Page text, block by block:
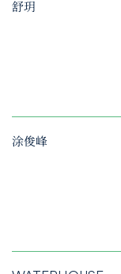
舒玥
涂俊峰